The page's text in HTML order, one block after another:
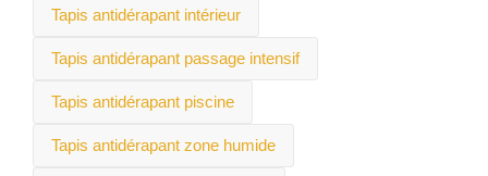
Tapis antidérapant intérieur
Tapis antidérapant passage intensif
Tapis antidérapant piscine
Tapis antidérapant zone humide